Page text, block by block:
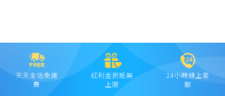
天天全站免運
費
紅利金折抵無
上限
24小時線上客
服